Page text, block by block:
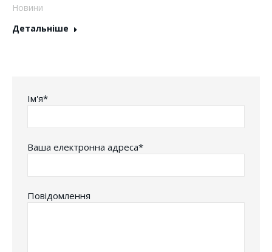
Новини
Детальніше
Iм'я*
Ваша електронна адреса*
Повідомлення